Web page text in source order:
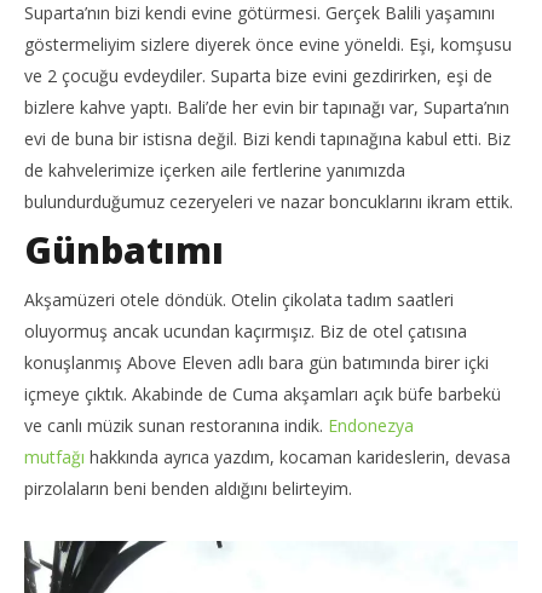
Suparta’nın bizi kendi evine götürmesi. Gerçek Balili yaşamını
göstermeliyim sizlere diyerek önce evine yöneldi. Eşi, komşusu
ve 2 çocuğu evdeydiler. Suparta bize evini gezdirirken, eşi de
bizlere kahve yaptı. Bali’de her evin bir tapınağı var, Suparta’nın
evi de buna bir istisna değil. Bizi kendi tapınağına kabul etti. Biz
de kahvelerimize içerken aile fertlerine yanımızda
bulundurduğumuz cezeryeleri ve nazar boncuklarını ikram ettik.
Günbatımı
Akşamüzeri otele döndük. Otelin çikolata tadım saatleri
oluyormuş ancak ucundan kaçırmışız. Biz de otel çatısına
konuşlanmış Above Eleven adlı bara gün batımında birer içki
içmeye çıktık. Akabinde de Cuma akşamları açık büfe barbekü
ve canlı müzik sunan restoranına indik. Endonezya
mutfağı hakkında ayrıca yazdım, kocaman karideslerin, devasa
pirzolaların beni benden aldığını belirteyim.